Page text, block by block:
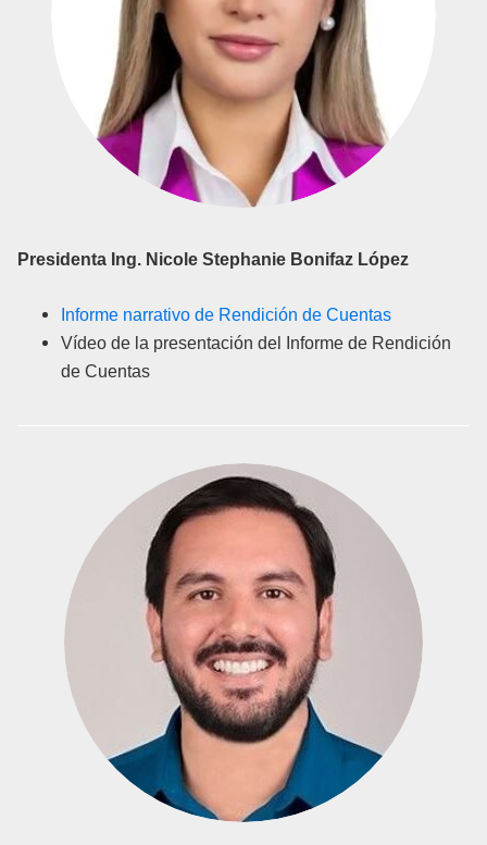
Presidenta Ing. Nicole Stephanie Bonifaz López
Informe narrativo de Rendición de Cuentas
Vídeo de la presentación del Informe de Rendición
de Cuentas